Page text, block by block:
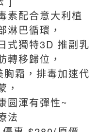
素配合意大利植
淋巴循環，
式獨特3D 推副乳
轉移歸位，
霜，排毒加速代
，
圆渾有彈性~
法